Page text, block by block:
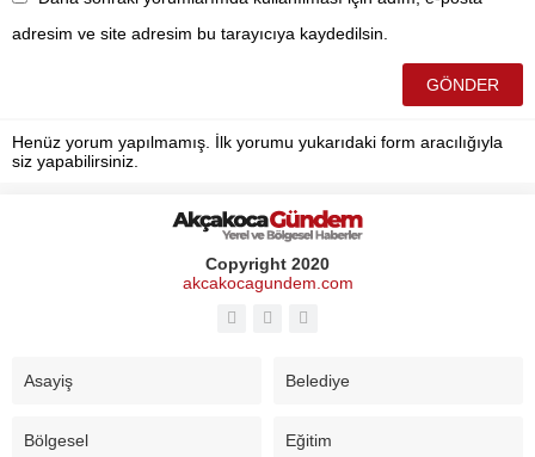
adresim ve site adresim bu tarayıcıya kaydedilsin.
Henüz yorum yapılmamış. İlk yorumu yukarıdaki form aracılığıyla
siz yapabilirsiniz.
Copyright 2020
akcakocagundem.com
Asayiş Belediye
Bölgesel Eğitim